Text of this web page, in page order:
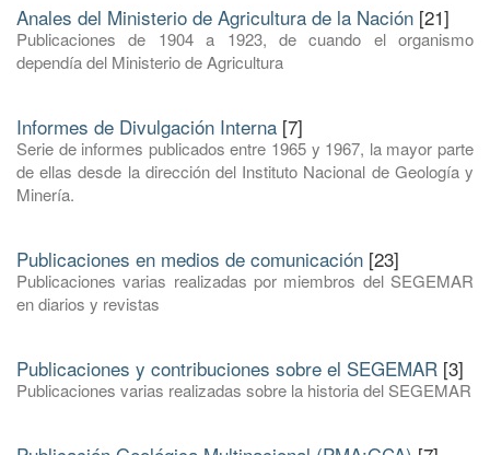
Anales del Ministerio de Agricultura de la Nación [21]
Publicaciones de 1904 a 1923, de cuando el organismo
dependía del Ministerio de Agricultura
Informes de Divulgación Interna [7]
Serie de informes publicados entre 1965 y 1967, la mayor parte
de ellas desde la dirección del Instituto Nacional de Geología y
Minería.
Publicaciones en medios de comunicación [23]
Publicaciones varias realizadas por miembros del SEGEMAR
en diarios y revistas
Publicaciones y contribuciones sobre el SEGEMAR [3]
Publicaciones varias realizadas sobre la historia del SEGEMAR